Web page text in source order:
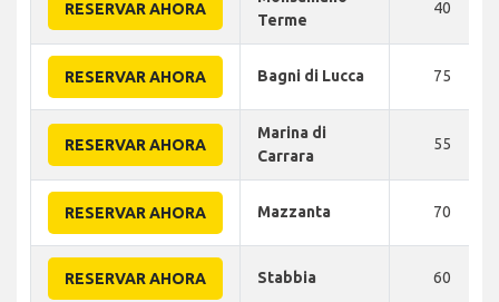
RESERVAR AHORA
Terme
40
RESERVAR AHORA Bagni di Lucca 75
RESERVAR AHORA
Marina di
Carrara
55
RESERVAR AHORA Mazzanta 70
RESERVAR AHORA Stabbia 60